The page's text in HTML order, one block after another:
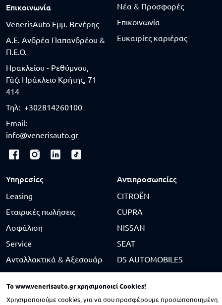
Επικοινωνία
VenerisAuto Εμμ. Βενέρης
Α.Ε. Ανδρέα Παπανδρέου &
Π.Ε.Ο.
Ηρακλείου - Ρεθύμνου,
Γάζι Ηράκλειο Κρήτης, 71
414
Τηλ: +302814260100
Email:
info@venerisauto.gr
Νέα & Προσφορές
Επικοινωνία
Ευκαιρίες καριέρας
Υπηρεσίες
Leasing
Εταιρικές πωλήσεις
Ασφάλιση
Service
Ανταλλακτικά & Αξεσουάρ
Φανοποιείο & Βαφείο
Μεταχειρισμένα
Αντιπροσωπείες
CITROËN
CUPRA
NISSAN
SEAT
DS AUTOMOBILES
SUZUKI
BYD
Towww.venerisauto.grχρησιμοποιεί Cookies!
Χρησιμοποιούμε cookies, για να σου προσφέρουμε προσωποποιημένη